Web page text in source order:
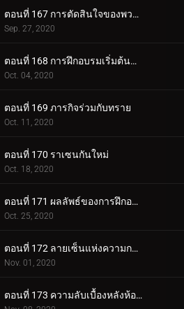
ตอนที่ 167 การตัดสินใจของพวกเขา
Sep. 27, 2020
ตอนที่ 168 การฝึกอบรมเริ่มต้นขึ้น!
Oct. 04, 2020
ตอนที่ 169 ภารกิจร่วมกับทราย
Oct. 11, 2020
ตอนที่ 170 ราเซนกันใหม่
Oct. 18, 2020
ตอนที่ 171 ผลลัพธ์ของการฝึกอบรม
Oct. 25, 2020
ตอนที่ 172 ลายเซ็นแห่งความกลัว
Nov. 01, 2020
ตอนที่ 173 ความลับเบื้องหลังห้องใต้ดิน